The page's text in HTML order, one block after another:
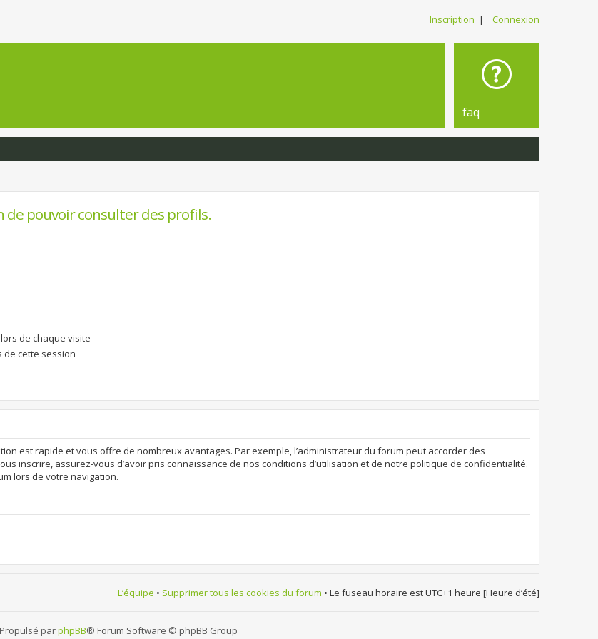
Inscription | Connexion
faq
de pouvoir consulter des profils.
de chaque visite
de cette session
est rapide et vous offre de nombreux avantages. Par exemple, l’administrateur du forum peut accorder des
inscrire, assurez-vous d’avoir pris connaissance de nos conditions d’utilisation et de notre politique de confidentialité.
lors de votre navigation.
L’équipe • Supprimer tous les cookies du forum • Le fuseau horaire est UTC+1 heure [Heure d’été]
Propulsé parphpBB® Forum Software © phpBB Group